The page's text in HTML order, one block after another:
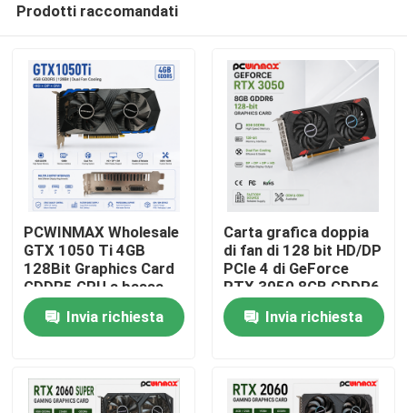
Casa
Video
Prodotti raccomandati
PCWINMAX Wholesale
GTX 1050 Ti 4GB
128Bit Graphics Card
GDDR5 GPU a bassa
potenza con HD DP
DVI Output per
desktop
Invia richiesta
Carta grafica doppia
di fan di 128 bit HD/DP
PCIe 4 di GeForce
RTX 3050 8GB GDDR6
di gioco di PCWINMAX
per gioco del PC
Invia richiesta